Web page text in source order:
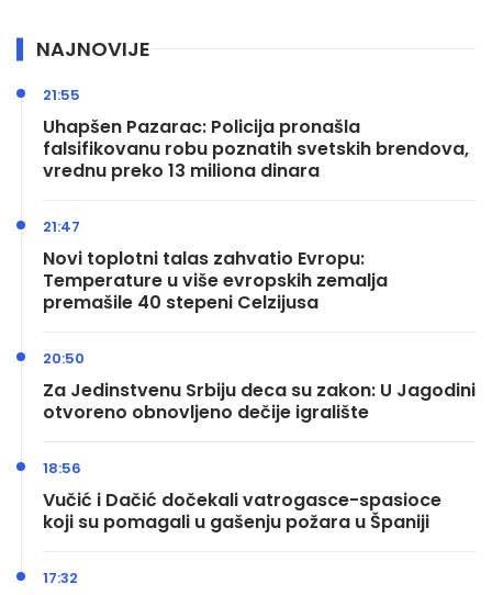
NAJNOVIJE
Uhapšen Pazarac: Policija pronašla
falsifikovanu robu poznatih svetskih brendova,
vrednu preko 13 miliona dinara
21:55
Novi toplotni talas zahvatio Evropu:
Temperature u više evropskih zemalja
premašile 40 stepeni Celzijusa
21:47
Za Jedinstvenu Srbiju deca su zakon: U Jagodini
otvoreno obnovljeno dečije igralište
20:50
Vučić i Dačić dočekali vatrogasce-spasioce
koji su pomagali u gašenju požara u Španiji
18:56
17:32